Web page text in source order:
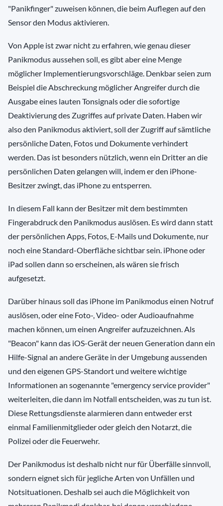
"Panikfinger" zuweisen können, die beim Auflegen auf den
Sensor den Modus aktivieren.
Von Apple ist zwar nicht zu erfahren, wie genau dieser
Panikmodus aussehen soll, es gibt aber eine Menge
möglicher Implementierungsvorschläge. Denkbar seien zum
Beispiel die Abschreckung möglicher Angreifer durch die
Ausgabe eines lauten Tonsignals oder die sofortige
Deaktivierung des Zugriffes auf private Daten. Haben wir
also den Panikmodus aktiviert, soll der Zugriff auf sämtliche
persönliche Daten, Fotos und Dokumente verhindert
werden. Das ist besonders nützlich, wenn ein Dritter an die
persönlichen Daten gelangen will, indem er den iPhone-
Besitzer zwingt, das iPhone zu entsperren.
In diesem Fall kann der Besitzer mit dem bestimmten
Fingerabdruck den Panikmodus auslösen. Es wird dann statt
der persönlichen Apps, Fotos, E-Mails und Dokumente, nur
noch eine Standard-Oberfläche sichtbar sein. iPhone oder
iPad sollen dann so erscheinen, als wären sie frisch
aufgesetzt.
Darüber hinaus soll das iPhone im Panikmodus einen Notruf
auslösen, oder eine Foto-, Video- oder Audioaufnahme
machen können, um einen Angreifer aufzuzeichnen. Als
"Beacon" kann das iOS-Gerät der neuen Generation dann ein
Hilfe-Signal an andere Geräte in der Umgebung aussenden
und den eigenen GPS-Standort und weitere wichtige
Informationen an sogenannte "emergency service provider"
weiterleiten, die dann im Notfall entscheiden, was zu tun ist.
Diese Rettungsdienste alarmieren dann entweder erst
einmal Familienmitglieder oder gleich den Notarzt, die
Polizei oder die Feuerwehr.
Der Panikmodus ist deshalb nicht nur für Überfälle sinnvoll,
sondern eignet sich für jegliche Arten von Unfällen und
Notsituationen. Deshalb sei auch die Möglichkeit von